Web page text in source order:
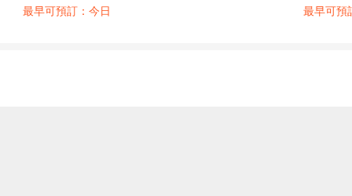
最早可預訂：今日
最早可預